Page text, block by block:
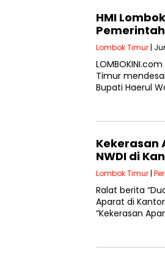
HMI
Lombok Timur |
Timur
Bupati Haerul
Kekerasan
NWDI di
Lombok Timur |
Ralat berita
Aparat di
“Kekerasan